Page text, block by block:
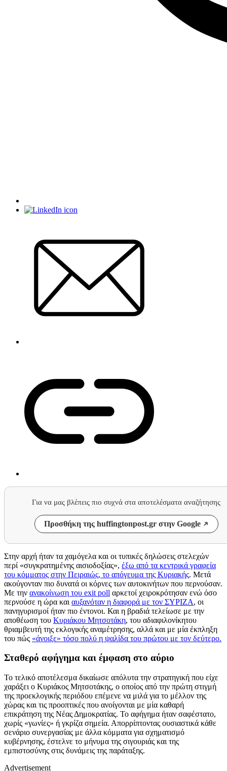
Για να μας βλέπεις πιο συχνά στα αποτελέσματα αναζήτησης
Προσθήκη της huffingtonpost.gr στην Google
Στην αρχή ήταν τα χαμόγελα και οι τυπικές δηλώσεις στελεχών
περί «συγκρατημένης αισιοδοξίας», έξω από τα κεντρικά γραφεία
του κόμματος στην Πειραιώς, το απόγευμα της Κυριακής. Μετά
ακούγονταν πιο δυνατά οι κόρνες των αυτοκινήτων που περνούσαν.
Με την ανακοίνωση του exit poll αρκετοί χειροκρότησαν ενώ όσο
περνούσε η ώρα και αυξανόταν η διαφορά με τον ΣΥΡΙΖΑ, οι
πανηγυρισμοί ήταν πιο έντονοι. Και η βραδιά τελείωσε με την
αποθέωση του Κυριάκου Μητσοτάκη, του αδιαφιλονίκητου
θριαμβευτή της εκλογικής αναμέτρησης, αλλά και με μία έκπληξη
του πώς «άνοιξε» τόσο πολύ η ψαλίδα του πρώτου με τον δεύτερο.
Σταθερό αφήγημα και έμφαση στο αύριο
Το τελικό αποτέλεσμα δικαίωσε απόλυτα την στρατηγική που είχε
χαράξει ο Κυριάκος Μητσοτάκης, ο οποίος από την πρώτη στιγμή
της προεκλογικής περιόδου επέμενε να μιλά για το μέλλον της
χώρας και τις προοπτικές που ανοίγονται με μία καθαρή
επικράτηση της Νέας Δημοκρατίας. Το αφήγημα ήταν σαφέστατο,
χωρίς «γωνίες» ή γκρίζα σημεία. Απορρίπτοντας ουσιαστικά κάθε
σενάριο συνεργασίας με άλλα κόμματα για σχηματισμό
κυβέρνησης, έστελνε το μήνυμα της σιγουριάς και της
εμπιστοσύνης στις δυνάμεις της παράταξης.
Advertisement